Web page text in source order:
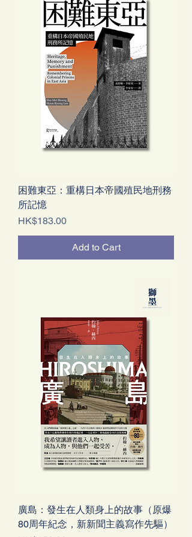
困難東亞：重構日本帝國殖民地刑務
所記憶
Price
HK$183.00
Add to Cart
廣島：發生在人類身上的故事（原爆
80周年紀念，新新聞主義寫作先驅）